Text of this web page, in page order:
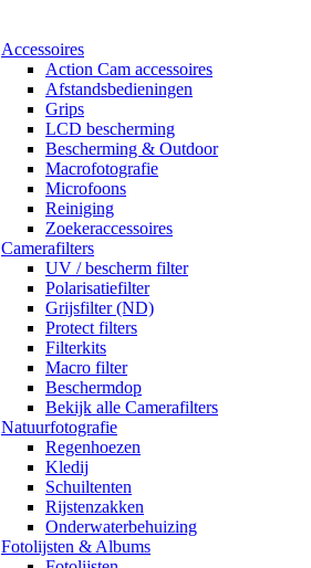
Accessoires
Action Cam accessoires
Afstandsbedieningen
Grips
LCD bescherming
Bescherming & Outdoor
Macrofotografie
Microfoons
Reiniging
Zoekeraccessoires
Camerafilters
UV / bescherm filter
Polarisatiefilter
Grijsfilter (ND)
Protect filters
Filterkits
Macro filter
Beschermdop
Bekijk alle Camerafilters
Natuurfotografie
Regenhoezen
Kledij
Schuiltenten
Rijstenzakken
Onderwaterbehuizing
Fotolijsten & Albums